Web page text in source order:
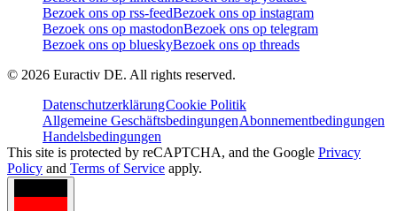
Bezoek ons op rss-feedBezoek ons op instagram
Bezoek ons op mastodonBezoek ons op telegram
Bezoek ons op blueskyBezoek ons op threads
© 2026 Euractiv DE. All rights reserved.
DatenschutzerklärungCookie Politik
Allgemeine GeschäftsbedingungenAbonnementbedingungen
Handelsbedingungen
This site is protected by reCAPTCHA, and the Google Privacy
Policy and Terms of Service apply.